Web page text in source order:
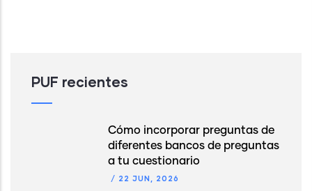
PUF recientes
Cómo incorporar preguntas de
diferentes bancos de preguntas
a tu cuestionario
/ 22 JUN, 2026